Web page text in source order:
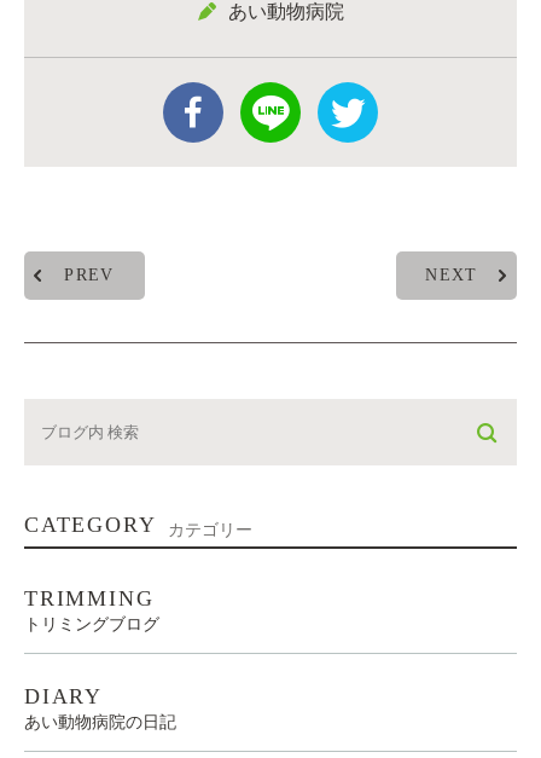
あい動物病院
PREV NEXT
CATEGORY カテゴリー
TRIMMING
トリミングブログ
DIARY
あい動物病院の日記